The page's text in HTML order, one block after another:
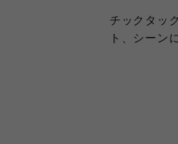
チックタッ
ト、シーン